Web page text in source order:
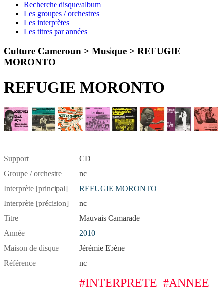
Recherche disque/album
Les groupes / orchestres
Les interprètes
Les titres par années
Culture Cameroun > Musique > REFUGIE
MORONTO
REFUGIE MORONTO
Support
CD
Groupe / orchestre
nc
Interprète [principal]
REFUGIE MORONTO
Interprète [précision]
nc
Titre
Mauvais Camarade
Année
2010
Maison de disque
Jérémie Ebène
Référence
nc
#INTERPRETE #ANNEE